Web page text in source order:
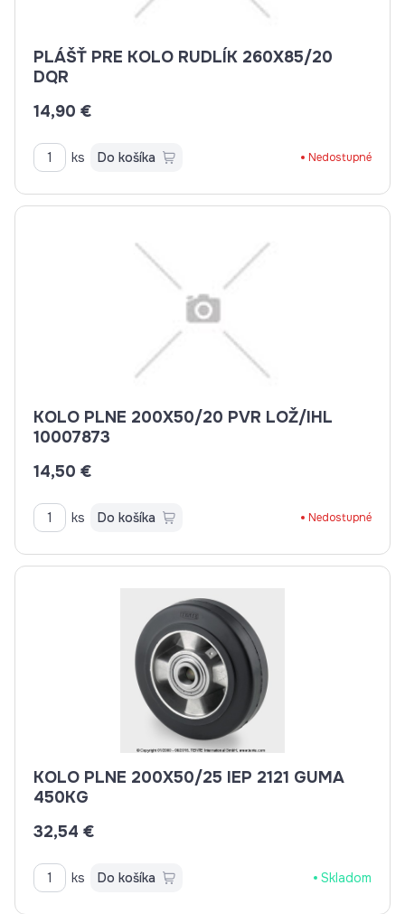
PLÁŠŤ PRE KOLO RUDLÍK 260X85/20
DQR
14,90 €
ks Do košíka Nedostupné
KOLO PLNE 200X50/20 PVR LOŽ/IHL
10007873
14,50 €
ks Do košíka Nedostupné
KOLO PLNE 200X50/25 IEP 2121 GUMA
450KG
32,54 €
ks Do košíka Skladom